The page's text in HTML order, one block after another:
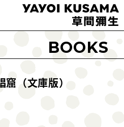
BOOKS
（文庫版）